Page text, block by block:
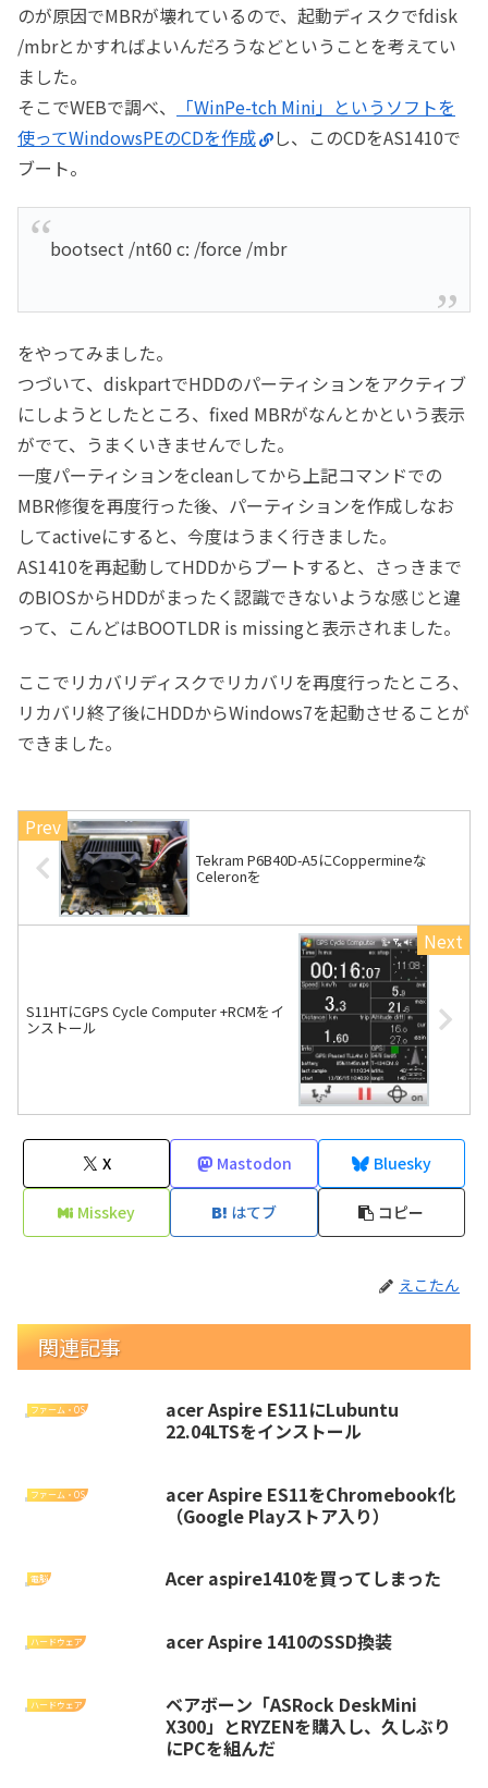
のが原因でMBRが壊れているので、起動ディスクでfdisk
/mbrとかすればよいんだろうなどということを考えてい
ました。
そこでWEBで調べ、
「WinPe-tch Mini」というソフトを
使ってWindowsPEのCDを作成
し、このCDをAS1410で
ブート。
bootsect /nt60 c: /force /mbr
をやってみました。
つづいて、diskpartでHDDのパーティションをアクティブ
にしようとしたところ、fixed MBRがなんとかという表示
がでて、うまくいきませんでした。
一度パーティションをcleanしてから上記コマンドでの
MBR修復を再度行った後、パーティションを作成しなお
してactiveにすると、今度はうまく行きました。
AS1410を再起動してHDDからブートすると、さっきまで
のBIOSからHDDがまったく認識できないような感じと違
って、こんどはBOOTLDR is missingと表示されました。
ここでリカバリディスクでリカバリを再度行ったところ、
リカバリ終了後にHDDからWindows7を起動させることが
できました。
Tekram P6B40D-A5にCoppermineな
Celeronを
S11HTにGPS Cycle Computer +RCMをイ
ンストール
X Mastodon Bluesky
Misskey はてブ コピー
えこたん
関連記事
ファーム・OS
acer Aspire ES11にLubuntu
22.04LTSをインストール
ファーム・OS
acer Aspire ES11をChromebook化
（Google Playストア入り）
電脳 Acer aspire1410を買ってしまった
ハードウェア acer Aspire 1410のSSD換装
ハードウェア
ベアボーン「ASRock DeskMini
X300」とRYZENを購入し、久しぶり
にPCを組んだ